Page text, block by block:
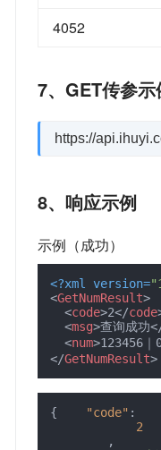
4052
7、GET传参示
https://
8、响应示例
示例（成功）
<?xml version=
<GetNumResult>
<code>2</code
<msg>查询成功
<num>123456｜
</GetNumResult>
{ "code" :
2
,